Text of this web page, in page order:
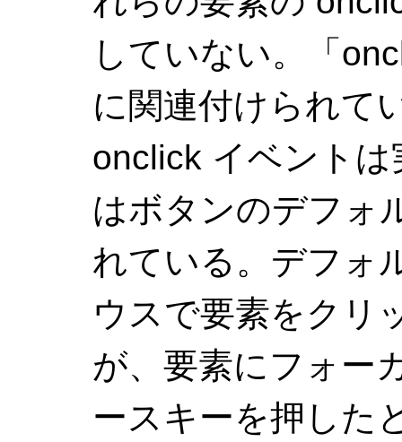
していない。「
に関連付けられて
onclick イベント
はボタンのデフォ
れている。デフォ
ウスで要素をクリ
が、要素にフォー
ースキーを押した